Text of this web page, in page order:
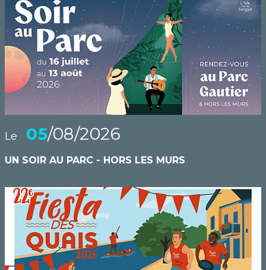
Le 05/08/2026
UN SOIR AU PARC - HORS LES MURS